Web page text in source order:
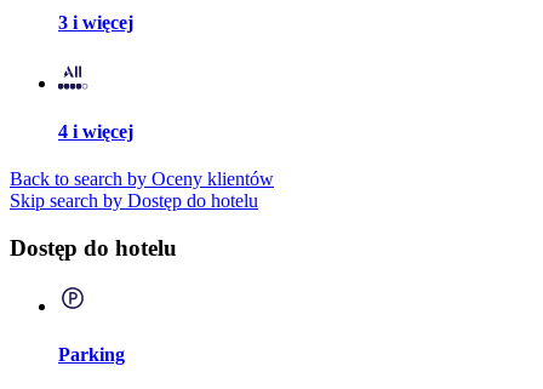
3 i więcej
4 i więcej
Back to search by Oceny klientów
Skip search by Dostęp do hotelu
Dostęp do hotelu
Parking